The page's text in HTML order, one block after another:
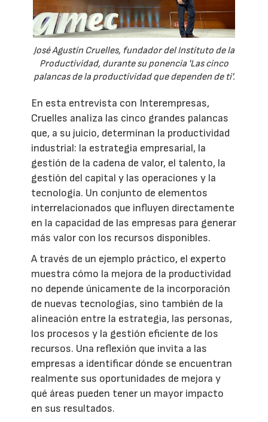
José Agustín Cruelles, fundador del Instituto de la
Productividad, durante su ponencia 'Las cinco
palancas de la productividad que dependen de ti'.
En esta entrevista con Interempresas,
Cruelles analiza las cinco grandes palancas
que, a su juicio, determinan la productividad
industrial: la estrategia empresarial, la
gestión de la cadena de valor, el talento, la
gestión del capital y las operaciones y la
tecnología. Un conjunto de elementos
interrelacionados que influyen directamente
en la capacidad de las empresas para generar
más valor con los recursos disponibles.
A través de un ejemplo práctico, el experto
muestra cómo la mejora de la productividad
no depende únicamente de la incorporación
de nuevas tecnologías, sino también de la
alineación entre la estrategia, las personas,
los procesos y la gestión eficiente de los
recursos. Una reflexión que invita a las
empresas a identificar dónde se encuentran
realmente sus oportunidades de mejora y
qué áreas pueden tener un mayor impacto
en sus resultados.